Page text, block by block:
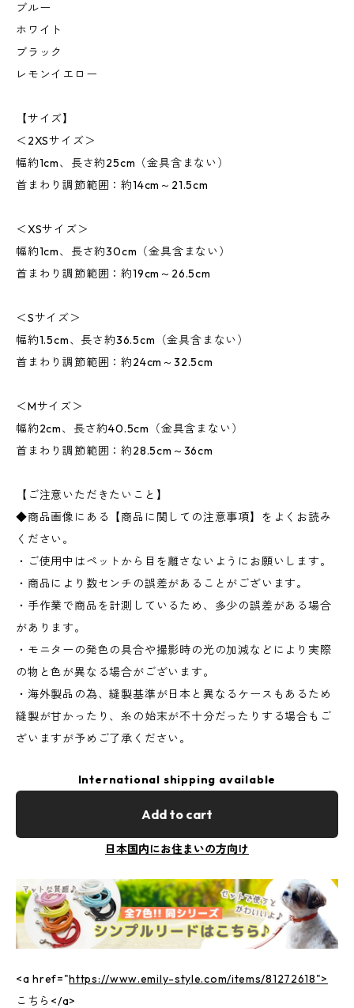
ブルー
ホワイト
ブラック
レモンイエロー
【サイズ】
＜2XSサイズ＞
幅約1cm、長さ約25cm（金具含まない）
首まわり調節範囲：約14cm～21.5cm
＜XSサイズ＞
幅約1cm、長さ約30cm（金具含まない）
首まわり調節範囲：約19cm～26.5cm
＜Sサイズ＞
幅約1.5cm、長さ約36.5cm（金具含まない）
首まわり調節範囲：約24cm～32.5cm
＜Mサイズ＞
幅約2cm、長さ約40.5cm（金具含まない）
首まわり調節範囲：約28.5cm～36cm
【ご注意いただきたいこと】
◆商品画像にある【商品に関しての注意事項】をよくお読み
ください。
・ご使用中はペットから目を離さないようにお願いします。
・商品により数センチの誤差があることがございます。
・手作業で商品を計測しているため、多少の誤差がある場合
があります。
・モニターの発色の具合や撮影時の光の加減などにより実際
の物と色が異なる場合がございます。
・海外製品の為、縫製基準が日本と異なるケースもあるため
縫製が甘かったり、糸の始末が不十分だったりする場合もご
ざいますが予めご了承ください。
International shipping available
Add to cart
日本国内にお住まいの方向け
<a href="https://www.emily-style.com/items/81272618">
こちら</a>